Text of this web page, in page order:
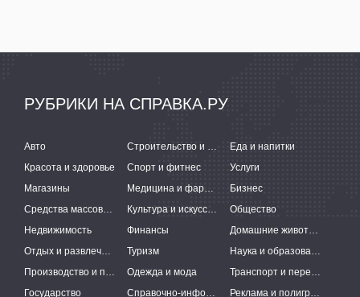
РУБРИКИ НА СПРАВКА.РУ
Авто Строительство и ремонт
Еда и напитки
Красота и здоровье
Спорт и фитнес
Услуги
Магазины
Медицина и фармацевтика
Бизнес
Средства массовой информации
Культура и искусство
Общество
Недвижимость
Финансы
Домашние животные
Отдых и развлечения
Туризм
Наука и образование
Производство и поставки
Одежда и мода
Транспорт и перевозки
Государство
Справочно-информационные системы Реклама и полиграфия